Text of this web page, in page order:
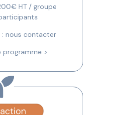
HT / groupe
: nous contacter
programme >